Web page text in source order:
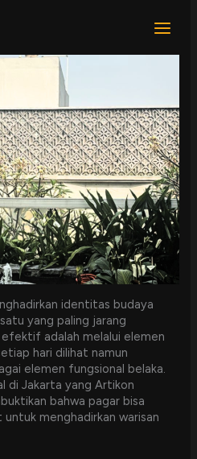
identitas budaya
yang paling jarang
adalah melalui elemen
hari dilihat namun
elemen fungsional belaka.
di Jakarta yang Artikon
bahwa pagar bisa
menghadirkan warisan